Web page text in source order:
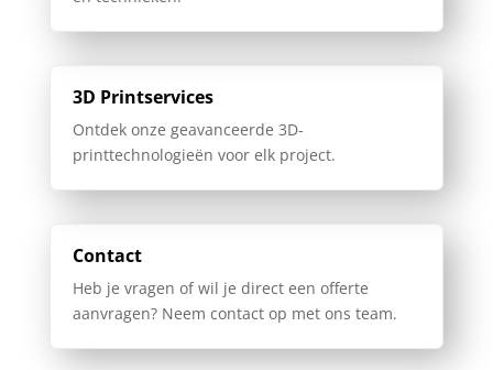
3D Printservices
Ontdek onze geavanceerde 3D-
printtechnologieën voor elk project.
Contact
Heb je vragen of wil je direct een offerte
aanvragen? Neem contact op met ons team.